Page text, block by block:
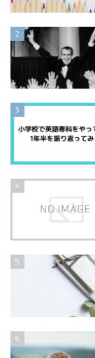
2
3
4
5
6